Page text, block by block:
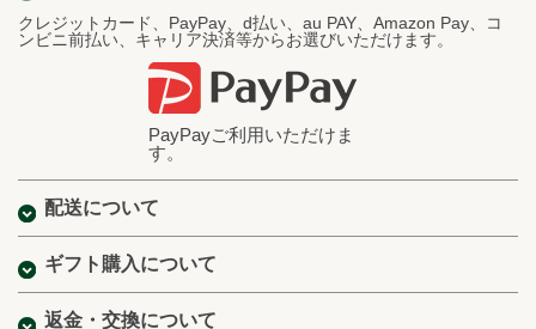
クレジットカード、PayPay、d払い、au PAY、Amazon Pay、コ
ンビニ前払い、キャリア決済等からお選びいただけます。
PayPayご利用いただけま
す。
配送について
ギフト購入について
返金・交換について